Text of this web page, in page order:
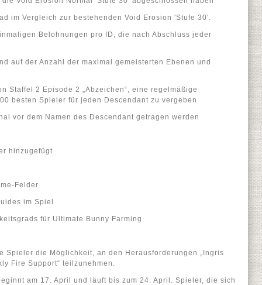
im Vergleich zur bestehenden Void Erosion 'Stufe 30'.
Belohnungen pro ID, die nach Abschluss jeder
auf der Anzahl der maximal gemeisterten Ebenen und
Staffel 2 Episode 2 „Abzeichen“, eine regelmäßige
besten Spieler für jeden Descendant zu vergeben
vor dem Namen des Descendant getragen werden
hinzugefügt
Felder
im Spiel
für Ultimate Bunny Farming
Spieler die Möglichkeit, an den Herausforderungen „Ingris
Fire Support“ teilzunehmen.
am 17. April und läuft bis zum 24. April. Spieler, die sich